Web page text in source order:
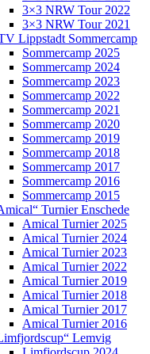
3×3 NRW Tour 2022
3×3 NRW Tour 2021
Lippstadt Sommercamp
Sommercamp 2025
Sommercamp 2024
Sommercamp 2023
Sommercamp 2022
Sommercamp 2021
Sommercamp 2020
Sommercamp 2019
Sommercamp 2018
Sommercamp 2017
Sommercamp 2016
Sommercamp 2015
Turnier Enschede
Amical Turnier 2025
Amical Turnier 2024
Amical Turnier 2023
Amical Turnier 2022
Amical Turnier 2019
Amical Turnier 2018
Amical Turnier 2017
Amical Turnier 2016
Lemvig